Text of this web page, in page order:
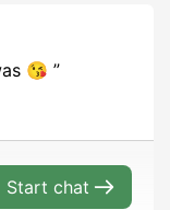
😘
Start chat